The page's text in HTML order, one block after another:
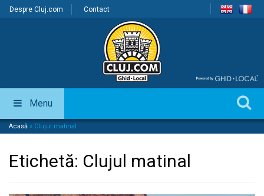
Despre Cluj.com Contact
Menu
Acasă » Clujul matinal
Etichetă: Clujul matinal